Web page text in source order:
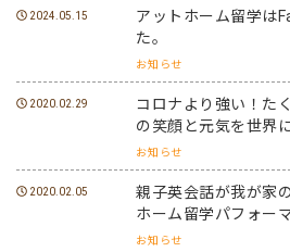
2024.05.15
アットホーム留学は
た。
お知らせ
2020.02.29
コロナより強い！た
の笑顔と元気を世界
お知らせ
2020.02.05
親子英会話が我が家
ホーム留学パフォー
お知らせ